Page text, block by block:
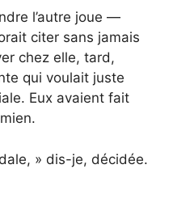
l’autre joue —
citer sans jamais
chez elle, tard,
qui voulait juste
Eux avaient fait
» dis-je, décidée.